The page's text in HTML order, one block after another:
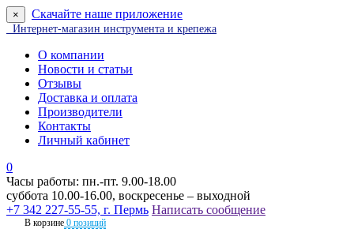
× Скачайте наше приложение
Интернет-магазин инструмента и крепежа
О компании
Новости и статьи
Отзывы
Доставка и оплата
Производители
Контакты
Личный кабинет
0
Часы работы: пн.-пт. 9.00-18.00
суббота 10.00-16.00, воскресенье – выходной
+7 342 227-55-55, г. Пермь Написать сообщение
В корзине 0 позиций